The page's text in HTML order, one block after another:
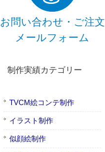
お問い合わせ・ご注文
メールフォーム
制作実績カテゴリー
TVCM絵コンテ制作
イラスト制作
似顔絵制作